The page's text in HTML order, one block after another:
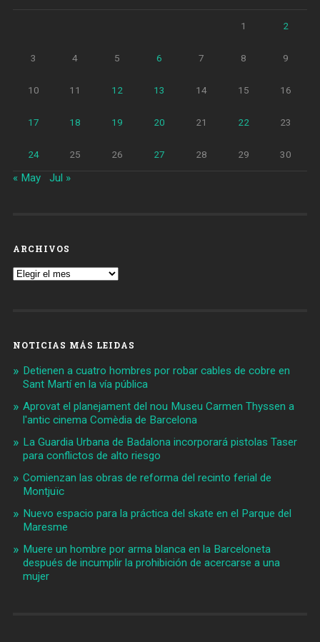
1 2
3 4 5 6 7 8 9
10 11 12 13 14 15 16
17 18 19 20 21 22 23
24 25 26 27 28 29 30
« May Jul »
ARCHIVOS
Archivos
NOTICIAS MÁS LEIDAS
Detienen a cuatro hombres por robar cables de cobre en
Sant Martí en la vía pública
Aprovat el planejament del nou Museu Carmen Thyssen a
l'antic cinema Comèdia de Barcelona
La Guardia Urbana de Badalona incorporará pistolas Taser
para conflictos de alto riesgo
Comienzan las obras de reforma del recinto ferial de
Montjuïc
Nuevo espacio para la práctica del skate en el Parque del
Maresme
Muere un hombre por arma blanca en la Barceloneta
después de incumplir la prohibición de acercarse a una
mujer